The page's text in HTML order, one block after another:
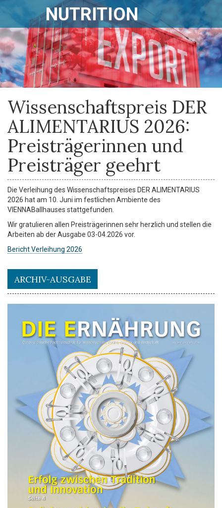
NUTRITION
Wissenschaftspreis DER
ALIMENTARIUS 2026:
Preisträgerinnen und
Preisträger geehrt
Die Verleihung des Wissenschaftspreises DER ALIMENTARIUS
2026 hat am 10. Juni im festlichen Ambiente des
VIENNABallhauses stattgefunden.
Wir gratulieren allen Preisträgerinnen sehr herzlich und stellen die
Arbeiten ab der Ausgabe 03-04.2026 vor.
Bericht Verleihung 2026
ARCHIV-AUSGABE